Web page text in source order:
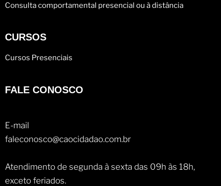
Consulta comportamental presencial ou à distância
CURSOS
Cursos Presenciais
FALE CONOSCO
E-mail
faleconosco@caocidadao.com.br
Atendimento de segunda à sexta das 09h às 18h,
exceto feriados.